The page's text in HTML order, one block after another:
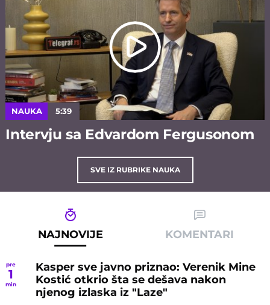
NAUKA 5:39
Intervju sa Edvardom Fergusonom
SVE IZ RUBRIKE NAUKA
NAJNOVIJE KOMENTARI
pre
1
min
Kasper sve javno priznao: Verenik Mine
Kostić otkrio šta se dešava nakon
njenog izlaska iz "Laze"